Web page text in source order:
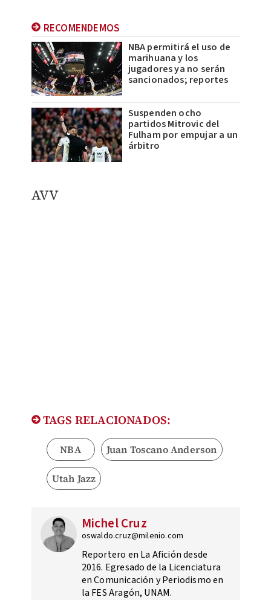
RECOMENDEMOS
NBA permitirá el uso de
marihuana y los
jugadores ya no serán
sancionados; reportes
Suspenden ocho
partidos Mitrovic del
Fulham por empujar a un
árbitro
AVV
TAGS RELACIONADOS:
NBA Juan Toscano Anderson
Utah Jazz
Michel Cruz
oswaldo.cruz@milenio.com
Reportero en La Afición desde
2016. Egresado de la Licenciatura
en Comunicación y Periodismo en
la FES Aragón, UNAM.